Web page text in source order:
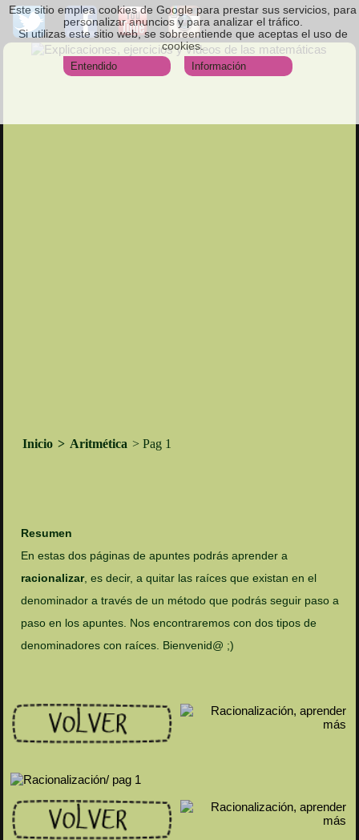
Este sitio emplea cookies de Google para prestar sus servicios, para
personalizar anuncios y para analizar el tráfico.
Si utilizas este sitio web, se sobreentiende que aceptas el uso de
cookies.
Entendido
Información
Inicio > Aritmética > Pag 1
Resumen
En estas dos páginas de apuntes podrás aprender a
racionalizar, es decir, a quitar las raíces que existan en el
denominador a través de un método que podrás seguir paso a
paso en los apuntes. Nos encontraremos con dos tipos de
denominadores con raíces. Bienvenid@ ;)